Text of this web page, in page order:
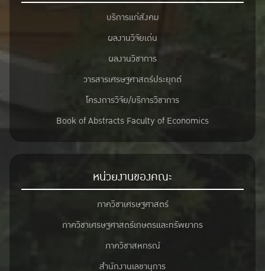
บริการแก่สังคม
ผลงานวิจัยเด่น
ผลงานวิชาการ
วารสารเศรษฐศาสตร์ประยุกต์
โครงการวิจัย/บริการวิชาการ
Book of Abstracts Faculty of Economics
หน่วยงานของคณะ
ภาควิชาเศรษฐศาสตร์
ภาควิชาเศรษฐศาสตร์เกษตรและทรัพยากร
ภาควิชาสหกรณ์
สำนักงานเลขานุการ